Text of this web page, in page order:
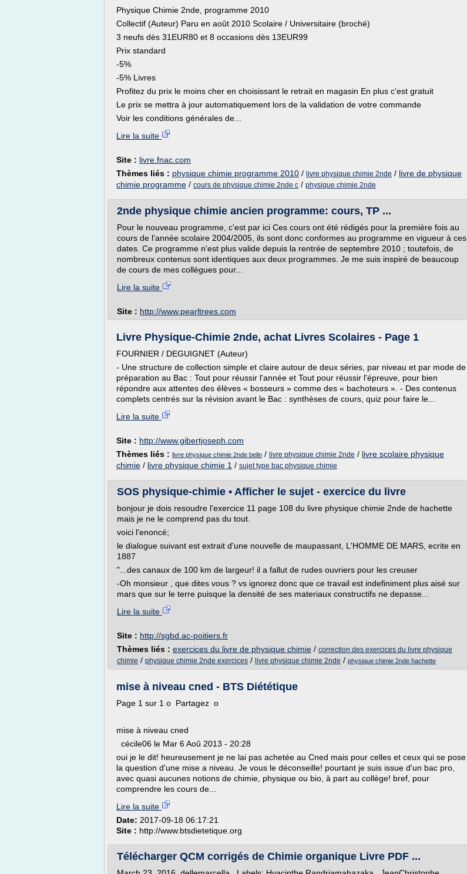
Physique Chimie 2nde, programme 2010
Collectif (Auteur) Paru en août 2010 Scolaire / Universitaire (broché)
3 neufs dès 31EUR80 et 8 occasions dès 13EUR99
Prix standard
-5%
-5% Livres
Profitez du prix le moins cher en choisissant le retrait en magasin En plus c'est gratuit
Le prix se mettra à jour automatiquement lors de la validation de votre commande
Voir les conditions générales de...
Lire la suite
Site : livre.fnac.com
Thèmes liés : physique chimie programme 2010 / livre physique chimie 2nde / livre de physique
chimie programme / cours de physique chimie 2nde c / physique chimie 2nde
2nde physique chimie ancien programme: cours, TP ...
Pour le nouveau programme, c'est par ici Ces cours ont été rédigés pour la première fois au
cours de l'année scolaire 2004/2005, ils sont donc conformes au programme en vigueur à ces
dates. Ce programme n'est plus valide depuis la rentrée de septembre 2010 ; toutefois, de
nombreux contenus sont identiques aux deux programmes. Je me suis inspiré de beaucoup
de cours de mes collègues pour...
Lire la suite
Site : http://www.pearltrees.com
Livre Physique-Chimie 2nde, achat Livres Scolaires - Page 1
FOURNIER / DEGUIGNET (Auteur)
- Une structure de collection simple et claire autour de deux séries, par niveau et par mode de
préparation au Bac : Tout pour réussir l'année et Tout pour réussir l'épreuve, pour bien
répondre aux attentes des élèves « bosseurs » comme des « bachoteurs ». - Des contenus
complets centrés sur la révision avant le Bac : synthèses de cours, quiz pour faire le...
Lire la suite
Site : http://www.gibertjoseph.com
Thèmes liés : livre physique chimie 2nde belin / livre physique chimie 2nde / livre scolaire physique
chimie / livre physique chimie 1 / sujet type bac physique chimie
SOS physique-chimie • Afficher le sujet - exercice du livre
bonjour je dois resoudre l'exercice 11 page 108 du livre physique chimie 2nde de hachette
mais je ne le comprend pas du tout.
voici l'enoncé;
le dialogue suivant est extrait d'une nouvelle de maupassant, L'HOMME DE MARS, ecrite en
1887
"...des canaux de 100 km de largeur! il a fallut de rudes ouvriers pour les creuser
-Oh monsieur , que dites vous ? vs ignorez donc que ce travail est indefiniment plus aisé sur
mars que sur le terre puisque la densité de ses materiaux constructifs ne depasse...
Lire la suite
Site : http://sgbd.ac-poitiers.fr
Thèmes liés : exercices du livre de physique chimie / correction des exercices du livre physique
chimie / physique chimie 2nde exercices / livre physique chimie 2nde / physique chimie 2nde hachette
mise à niveau cned - BTS Diététique
Page 1 sur 1 o Partagez o
mise à niveau cned
cécile06 le Mar 6 Aoû 2013 - 20:28
oui je le dit! heureusement je ne lai pas achetée au Cned mais pour celles et ceux qui se pose
la question d'une mise a niveau. Je vous le déconseille! pourtant je suis issue d'un bac pro,
avec quasi aucunes notions de chimie, physique ou bio, à part au collège! bref, pour
comprendre les cours de...
Lire la suite
Date: 2017-09-18 06:17:21
Site : http://www.btsdietetique.org
Télécharger QCM corrigés de Chimie organique Livre PDF ...